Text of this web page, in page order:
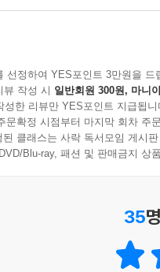
세계 등 세계사의 주요
헤친다. 집에서 흔히 볼 수
? ‘오랑캐의 옷’ 바지가 유럽
에서 토마토를 금지한 이유
한 역사를 말하다
멸망시킬 뻔한 적이 있었
선정하여 YES포인트 3만원을 드
뷰 작성 시 일반회원 300원, 마니
성한 리뷰만 YES포인트 지급됩니
문확정 시점부터 마지막 회차 주
클래스는 사락 독서모임 게시
Blu-ray, 패션 및 판매금지 상
35